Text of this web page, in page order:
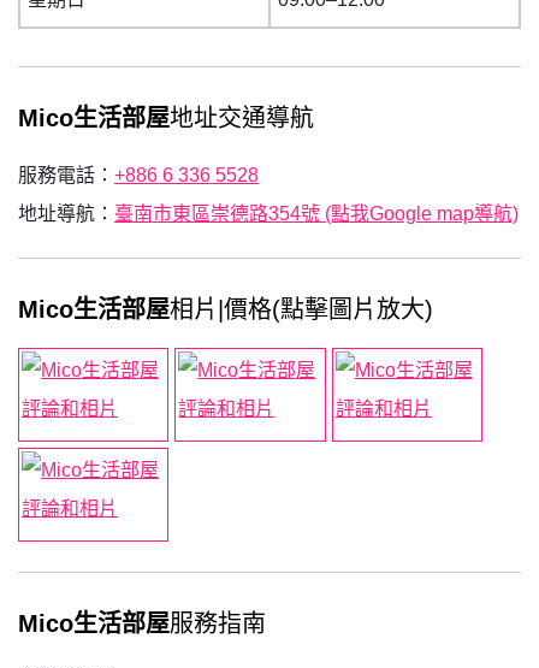
Mico生活部屋地址交通導航
服務電話： +886 6 336 5528
地址導航： 臺南市東區崇德路354號 (點我Google map導航)
Mico生活部屋相片|價格(點擊圖片放大)
Mico生活部屋服務指南